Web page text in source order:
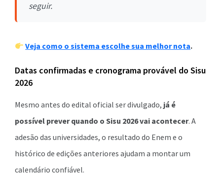
seguir.
Veja como o sistema escolhe sua melhor nota.
Datas confirmadas e cronograma provável do Sisu
2026
Mesmo antes do edital oficial ser divulgado, já é
possível prever quando o Sisu 2026 vai acontecer. A
adesão das universidades, o resultado do Enem e o
histórico de edições anteriores ajudam a montar um
calendário confiável.